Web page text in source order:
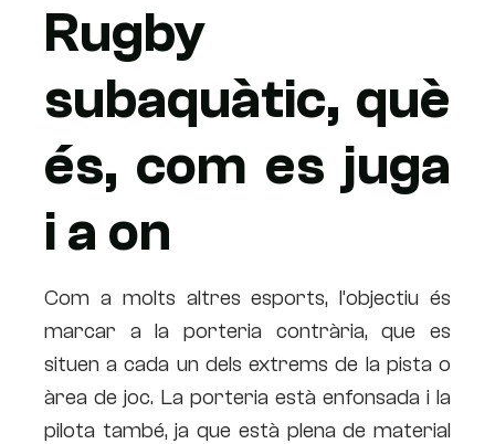
Rugby
subaquàtic, què
és, com es juga
i a on
Com a molts altres esports, l’objectiu és
marcar a la porteria contrària, que es
situen a cada un dels extrems de la pista o
àrea de joc. La porteria està enfonsada i la
pilota també, ja que està plena de material